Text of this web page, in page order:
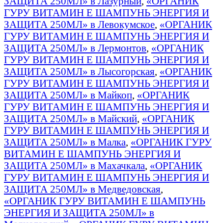
ГУРУ ВИТАМИН E ШАМПУНЬ ЭНЕРГИЯ И
ЗАЩИТА 250МЛ» в Левокумское, «ОРГАНИК
ГУРУ ВИТАМИН E ШАМПУНЬ ЭНЕРГИЯ И
ЗАЩИТА 250МЛ» в Лермонтов, «ОРГАНИК
ГУРУ ВИТАМИН E ШАМПУНЬ ЭНЕРГИЯ И
ЗАЩИТА 250МЛ» в Лысогорская, «ОРГАНИК
ГУРУ ВИТАМИН E ШАМПУНЬ ЭНЕРГИЯ И
ЗАЩИТА 250МЛ» в Майкоп, «ОРГАНИК
ГУРУ ВИТАМИН E ШАМПУНЬ ЭНЕРГИЯ И
ЗАЩИТА 250МЛ» в Майский, «ОРГАНИК
ГУРУ ВИТАМИН E ШАМПУНЬ ЭНЕРГИЯ И
ЗАЩИТА 250МЛ» в Малка, «ОРГАНИК ГУРУ
ВИТАМИН E ШАМПУНЬ ЭНЕРГИЯ И
ЗАЩИТА 250МЛ» в Махачкала, «ОРГАНИК
ГУРУ ВИТАМИН E ШАМПУНЬ ЭНЕРГИЯ И
ЗАЩИТА 250МЛ» в Медведовская,
«ОРГАНИК ГУРУ ВИТАМИН E ШАМПУНЬ
ЭНЕРГИЯ И ЗАЩИТА 250МЛ» в